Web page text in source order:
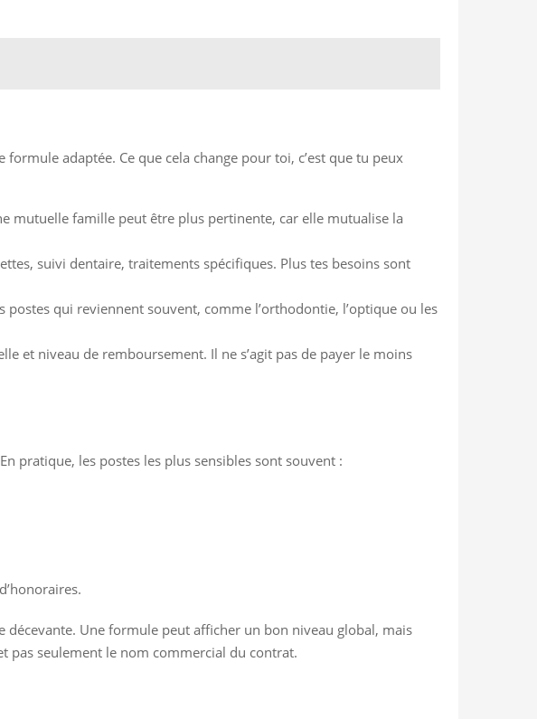
adaptée. Ce que cela change pour toi, c’est que tu peux
mutuelle famille peut être plus pertinente, car elle mutualise la
suivi dentaire, traitements spécifiques. Plus tes besoins sont
qui reviennent souvent, comme l’orthodontie, l’optique ou les
et niveau de remboursement. Il ne s’agit pas de payer le moins
pratique, les postes les plus sensibles sont souvent :
décevante. Une formule peut afficher un bon niveau global, mais
pas seulement le nom commercial du contrat.